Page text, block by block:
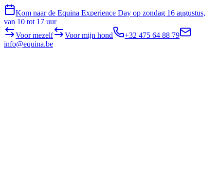
Kom naar de Equina Experience Day op zondag 16 augustus,
van 10 tot 17 uur
Voor mezelf
Voor mijn hond
+32 475 64 88 79
info@equina.be